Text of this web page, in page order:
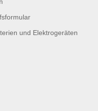
und Elektrogeräten